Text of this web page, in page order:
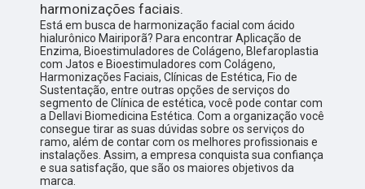
harmonizações faciais.
Está em busca de harmonização facial com ácido
hialurônico Mairiporã? Para encontrar Aplicação de
Enzima, Bioestimuladores de Colágeno, Blefaroplastia
com Jatos e Bioestimuladores com Colágeno,
Harmonizações Faciais, Clínicas de Estética, Fio de
Sustentação, entre outras opções de serviços do
segmento de Clínica de estética, você pode contar com
a Dellavi Biomedicina Estética. Com a organização você
consegue tirar as suas dúvidas sobre os serviços do
ramo, além de contar com os melhores profissionais e
instalações. Assim, a empresa conquista sua confiança
e sua satisfação, que são os maiores objetivos da
marca.